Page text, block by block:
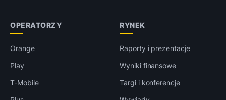
OPERATORZY
Orange
Play
T-Mobile
RYNEK
Raporty i prezentacje
Wyniki finansowe
Targi i konferencje